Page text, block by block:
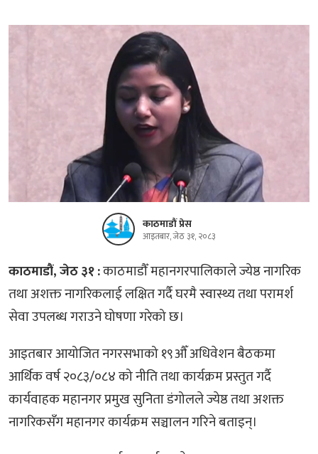
काठमाडौं प्रेस
आइतबार, जेठ ३१, २०८३
काठमाडौं, जेठ ३१ :काठमाडौँ महानगरपालिकाले ज्येष्ठ नागरिक
तथा अशक्त नागरिकलाई लक्षित गर्दै घरमै स्वास्थ्य तथा परामर्श
सेवा उपलब्ध गराउने घोषणा गरेको छ।
आइतबार आयोजित नगरसभाको १९औँ अधिवेशन बैठकमा
आर्थिक वर्ष २०८३/०८४ को नीति तथा कार्यक्रम प्रस्तुत गर्दै
कार्यवाहक महानगर प्रमुख सुनिता डंगोलले ज्येष्ठ तथा अशक्त
नागरिकसँग महानगर कार्यक्रम सञ्चालन गरिने बताइन्।